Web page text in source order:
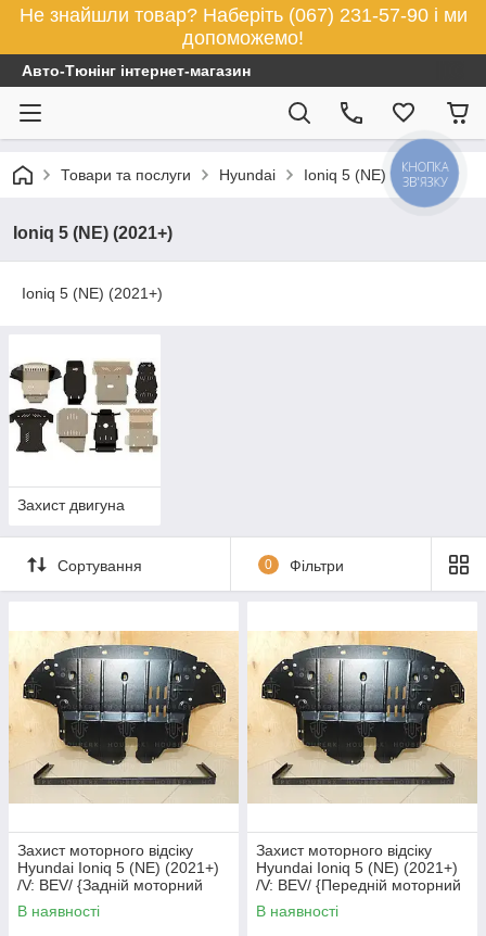
Не знайшли товар? Наберіть (067) 231-57-90 і ми
допоможемо!
Авто-Тюнінг інтернет-магазин
Товари та послуги Hyundai Ioniq 5 (NE) (2021+)
Ioniq 5 (NE) (2021+)
Ioniq 5 (NE) (2021+)
Захист двигуна
Сортування 0 Фільтри
Захист моторного відсіку
Hyundai Ioniq 5 (NE) (2021+)
/V: BEV/ {Задній моторний
відсік}
В наявності
Захист моторного відсіку
Hyundai Ioniq 5 (NE) (2021+)
/V: BEV/ {Передній моторний
відсік} КГМ
В наявності
КНОПКА
ЗВ'ЯЗКУ